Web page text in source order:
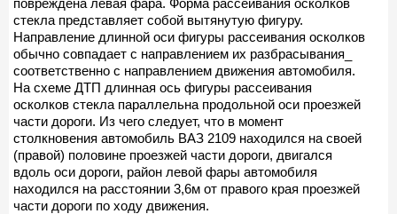
стекла представляет собой вытянутую фигуру.
Направление длинной оси фигуры рассеивания осколков
обычно совпадает с направлением их разбрасывания_
соответственно с направлением движения автомобиля.
На схеме ДТП длинная ось фигуры рассеивания
осколков стекла параллельна продольной оси проезжей
части дороги. Из чего следует, что в момент
столкновения автомобиль ВАЗ 2109 находился на своей
(правой) половине проезжей части дороги, двигался
вдоль оси дороги, район левой фары автомобиля
находился на расстоянии 3,6м от правого края проезжей
части дороги по ходу движения.